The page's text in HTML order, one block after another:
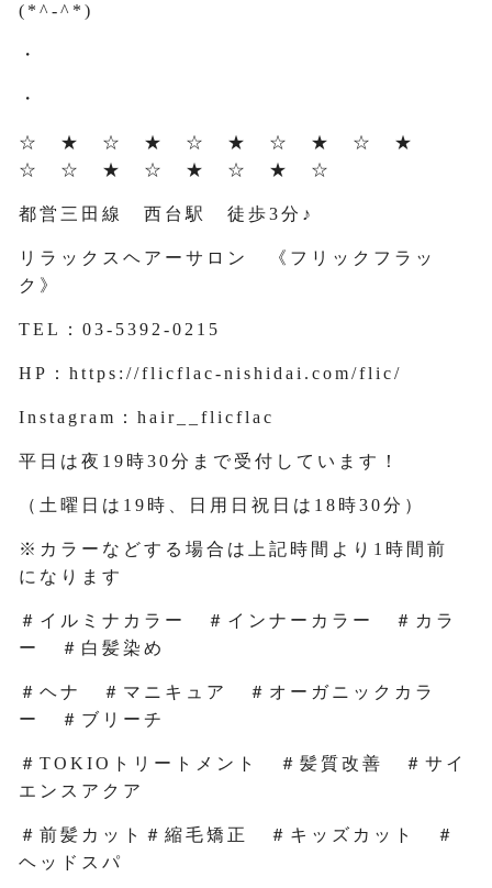
(*^-^*)
・
・
☆ ★ ☆ ★ ☆ ★ ☆ ★ ☆ ★
☆ ☆ ★ ☆ ★ ☆ ★ ☆
都営三田線 西台駅 徒歩3分♪
リラックスヘアーサロン 《フリックフラッ
ク》
TEL：03-5392-0215
HP：https://flicflac-nishidai.com/flic/
Instagram：hair__flicflac
平日は夜19時30分まで受付しています！
（土曜日は19時、日用日祝日は18時30分）
※カラーなどする場合は上記時間より1時間前
になります
＃イルミナカラー ＃インナーカラー ＃カラ
ー ＃白髪染め
＃ヘナ ＃マニキュア ＃オーガニックカラ
ー ＃ブリーチ
＃TOKIOトリートメント ＃髪質改善 ＃サイ
エンスアクア
＃前髪カット＃縮毛矯正 ＃キッズカット ＃
ヘッドスパ